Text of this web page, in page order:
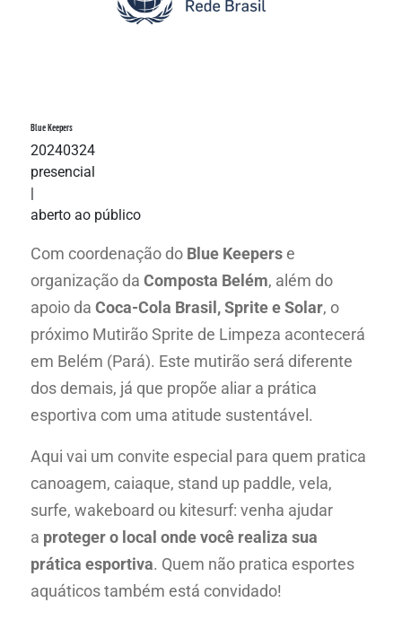
Blue Keepers
20240324
presencial
aberto ao público
Com coordenação do Blue Keeperse
organização daComposta Belém, além do
apoio daCoca-Cola Brasil, Sprite e Solar, o
próximo Mutirão Sprite de Limpeza acontecerá
em Belém (Pará). Este mutirão será diferente
dos demais, já que propõe aliar a prática
esportiva com uma atitude sustentável.
Aqui vai um convite especial para quem pratica
canoagem, caiaque, stand up paddle, vela,
surfe, wakeboard ou kitesurf: venha ajudar
a proteger o local onde você realiza sua
prática esportiva. Quem não pratica esportes
aquáticos também está convidado!